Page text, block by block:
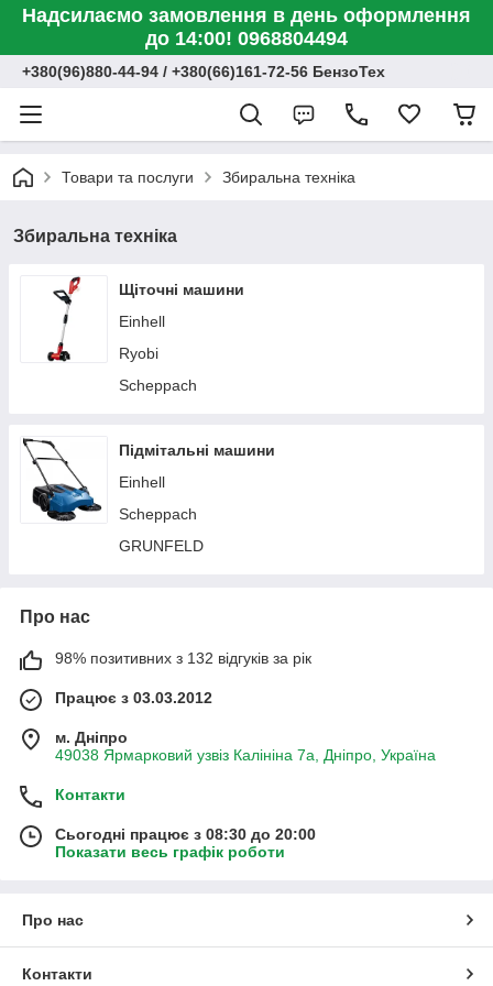
Надсилаємо замовлення в день оформлення
до 14:00! 0968804494
+380(96)880-44-94 / +380(66)161-72-56 БензоТех
Товари та послуги Збиральна техніка
Збиральна техніка
Щіточні машини
Einhell
Ryobi
Scheppach
Підмітальні машини
Einhell
Scheppach
GRUNFELD
Про нас
98% позитивних з 132 відгуків за рік
Працює з 03.03.2012
м. Дніпро
49038 Ярмарковий узвіз Калініна 7а, Дніпро, Україна
Контакти
Сьогодні працює з 08:30 до 20:00
Показати весь графік роботи
Про нас
Контакти